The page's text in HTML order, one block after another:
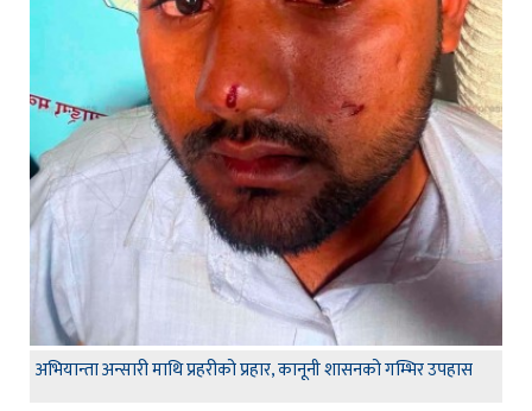
अभियान्ता अन्सारी माथि प्रहरीको प्रहार, कानूनी शासनको गम्भिर उपहास